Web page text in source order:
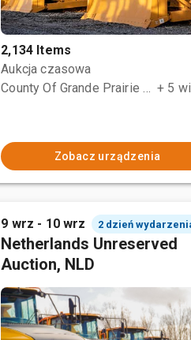
2,134 Items
Aukcja czasowa
County Of Grande Prairie No. 1, AB + 5
Zobacz urządzenia
9 wrz - 10 wrz 2 dzień
Netherlands Unreserved
Auction, NLD